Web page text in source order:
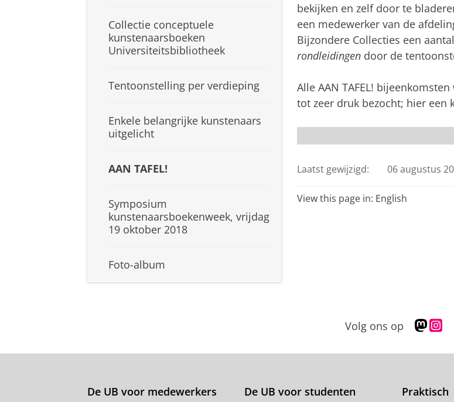
Collectie conceptuele
kunstenaarsboeken
Universiteitsbibliotheek
Tentoonstelling per verdieping
Enkele belangrijke kunstenaars
uitgelicht
AAN TAFEL!
Symposium
kunstenaarsboekenweek, vrijdag
19 oktober 2018
Foto-album
bekijken en zelf door te
een medewerker van de
Bijzondere Collecties een aantal
rondleidingen door de
Alle AAN TAFEL!
tot zeer druk bezocht; hier een
Laatst gewijzigd: 06 augustus
View this page in: English
Volg ons op
M
s
d
s
g
De UB voor medewerkers De UB voor studenten Praktisch